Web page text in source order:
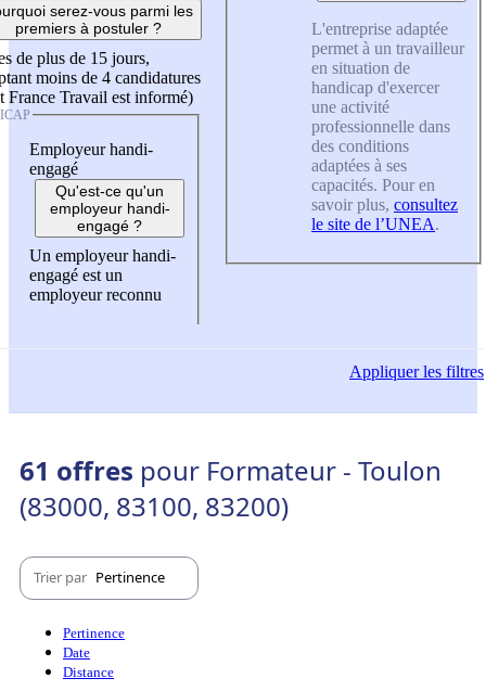
serez-vous parmi les
premiers à postuler ?
de plus de 15 jours,
moins de 4 candidatures
France Travail est informé)
Employeur handi-
engagé
Qu'est-ce qu'un
employeur handi-
engagé ?
Un employeur handi-
engagé est un
employeur reconnu
L'entreprise adaptée
permet à un travailleur
en situation de
handicap d'exercer
une activité
professionnelle dans
des conditions
adaptées à ses
capacités. Pour en
savoir plus, consultez
le site de l’UNEA.
Appliquerles filtres
61 offres pour Formateur - Toulon
(83000, 83100, 83200)
Trier par Pertinence
Pertinence
Date
Distance